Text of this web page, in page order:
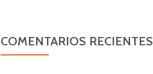
COMENTARIOS RECIENTES